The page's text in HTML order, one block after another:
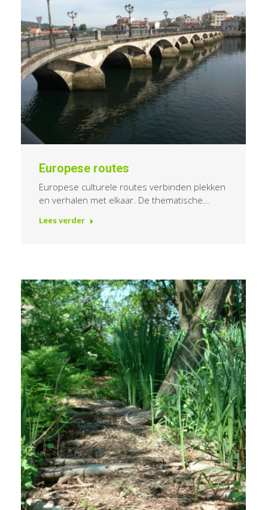
Europese routes
Europese culturele routes verbinden plekken
en verhalen met elkaar. De thematische…
Lees verder